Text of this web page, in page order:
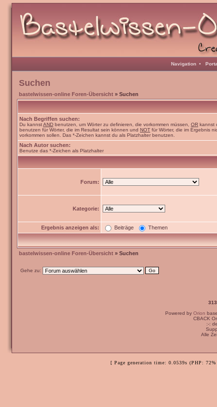
Navigation •
Suchen
bastelwissen-online Foren-Übersicht » Suchen
Nach Begriffen suchen:
Du kannstAND benutzen, um Wörter zu definieren, die vorkommen müssen, OR kannst
benutzen für Wörter, die im Resultat sein können und NOT für Wörter, die im Ergebnis
vorkommen sollen. Das *-Zeichen kannst du als Platzhalter benutzen.
Nach Autor suchen:
Benutze das *-Zeichen als Platzhalter
Forum:
Kategorie:
Ergebnis anzeigen als: Beiträge Themen
bastelwissen-online Foren-Übersicht » Suchen
Gehe zu:
Powered by Orion
CBACK
:-:
Alle
[ Page generation time: 0.0539s (PHP: